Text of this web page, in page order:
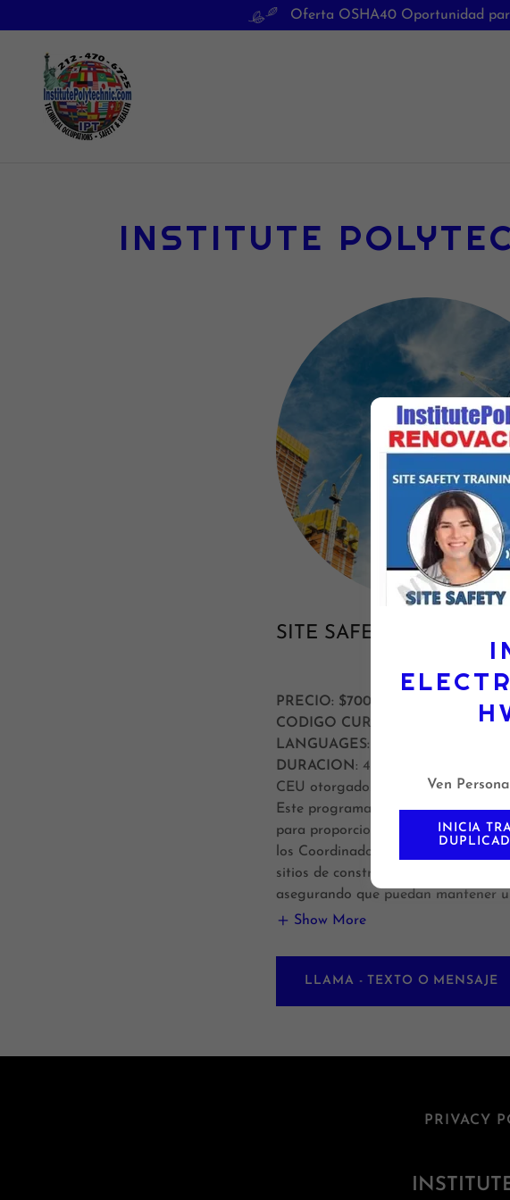
Oferta OSHA40 Oportunidad
INSTITUTE
SITE SAFETY MANAGER
PRECIO: $700.00 (incluye tarjeta)
CODIGO CURSO
LANGUAGES:
DURACION : 40 Horas
CEU otorgados al finalizar: 4.0
Este programa de 40 horas está
para proporcionar una formación
los Coordinadores, Gerentes de
sitios de construcción y
asegurando que puedan mantener
Show More
LLAMA - TEXTO O MENSAJE
PRIVACY
Ven
INICIA